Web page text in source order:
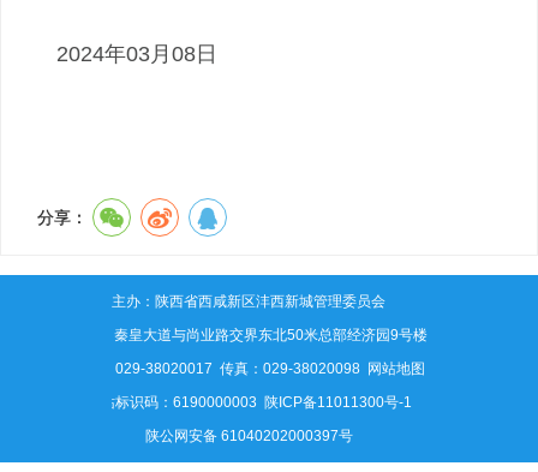
2024年03月08日
分享：
主办：陕西省西咸新区沣西新城管理委员会
地址：秦皇大道与尚业路交界东北50米总部经济园9号楼
电话：029-38020017 传真：029-38020098 网站地图
网站标识码：6190000003 陕ICP备11011300号-1
陕公网安备 61040202000397号